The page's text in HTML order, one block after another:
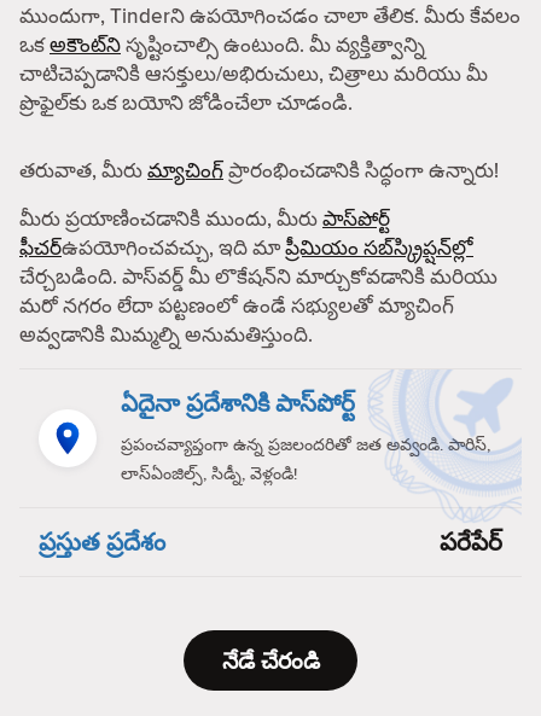
ముందుగా, Tinderని ఉపయోగించడం చాలా తేలిక. మీరు కేవలం
ఒకఅకౌంట్‌నిసృష్టించాల్సి ఉంటుంది. మీ వ్యక్తిత్వాన్ని
చాటిచెప్పడానికి ఆసక్తులు/అభిరుచులు, చిత్రాలు మరియు మీ
ప్రొఫైల్‌కు ఒక బయోని జోడించేలా చూడండి.
తరువాత, మీరుమ్యాచింగ్ప్రారంభించడానికి సిద్ధంగా ఉన్నారు!
మీరు ప్రయాణించడానికి ముందు, మీరుపాస్‌పోర్ట్
ఫీచర్ఉపయోగించవచ్చు, ఇది మాప్రీమియం సబ్‌స్క్రిప్షన్‌ల్లో
చేర్చబడింది. పాస్‌వర్డ్ మీ లొకేషన్‌ని మార్చుకోవడానికి మరియు
మరో నగరం లేదా పట్టణంలో ఉండే సభ్యులతో మ్యాచింగ్
అవ్వడానికి మిమ్మల్ని అనుమతిస్తుంది.
ఏదైనా ప్రదేశానికి పాస్‌పోర్ట్
ప్రపంచవ్యాప్తంగా ఉన్న ప్రజలందరితో జత అవ్వండి. పారిస్,
లాస్‌ఏంజిల్స్, సిడ్నీ, వెళ్లండి!
ప్రస్తుత ప్రదేశం పరేపేర్
నేడే చేరండి